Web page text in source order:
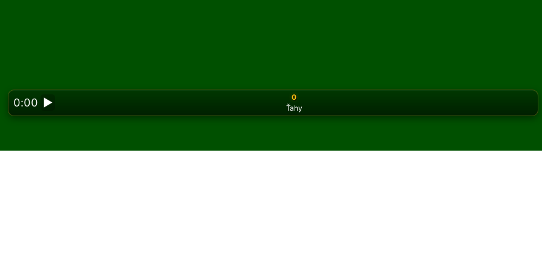
0:00 ▶
0
Ťahy